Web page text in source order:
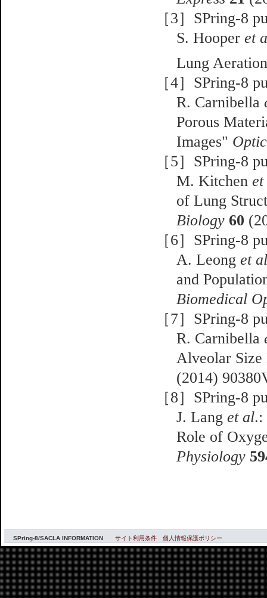
［3］SPring-8
S. Hooperet
Lung
［4］SPring-8
R. Carnibella
Porous
Images"
［5］SPring-8
M. Kitchen
of Lung
Biology 60
［6］SPring-8
A. Leonget
and
Biomedical
［7］SPring-8
R. Carnibella
Alveolar
(2014)
［8］SPring-8
J. Langet al.:
Role of
Physiology
SPring-8/SACLA INFORMATION サイト利用条件 個人情報保護ポリシー